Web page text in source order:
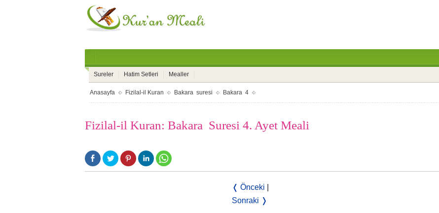
Sureler Hatim Setleri Mealler
Anasayfa Fizilal-il Kuran Bakara suresi Bakara 4
Fizilal-il Kuran: Bakara Suresi 4. Ayet Meali
❬ Önceki
Sonraki ❭